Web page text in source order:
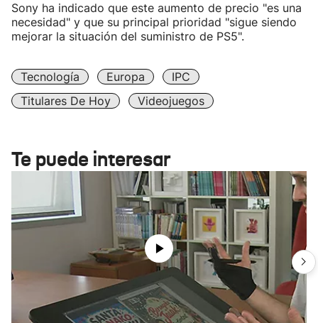
Sony ha indicado que este aumento de precio "es una
necesidad" y que su principal prioridad "sigue siendo
mejorar la situación del suministro de PS5".
Tecnología Europa
IPC
Titulares De Hoy
Videojuegos
Te puede interesar